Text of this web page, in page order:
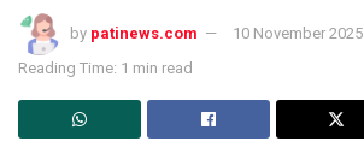
by patinews.com
10 November 2025
Reading Time: 1 min read